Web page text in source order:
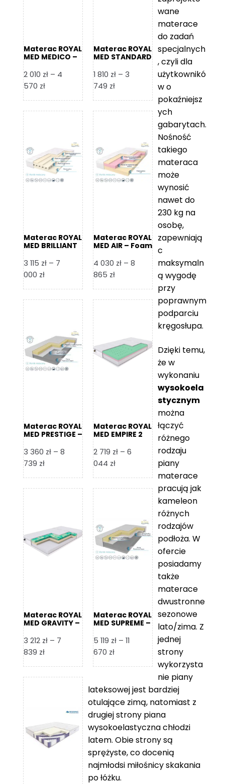
Materac ROYAL
MED MEDICO –
2 010 zł – 4
570 złZakres
od
4
570 zł
Materac ROYAL
MED STANDARD
1 810 zł – 3
749 złZakres
od
3
749 zł
Materac ROYAL
MED BRILLIANT
3 115 zł – 7
000 złZakres
od
7
000 zł
Materac ROYAL
MED AIR – Foam
4 030 zł – 8
865 złZakres
od
8
865 zł
Materac ROYAL
MED PRESTIGE –
3 360 zł – 8
739 złZakres
od
8
739 zł
Materac ROYAL
MED EMPIRE 2
2 719 zł – 6
044 złZakres
od
6
044 zł
Materac ROYAL
MED GRAVITY –
3 212 zł – 7
839 złZakres
od
839 zł
Materac ROYAL
MED SUPREME –
5 119 zł – 11
670 złZakres
5
119 zł
do
670 zł
wane
materace
do zadań
specjalnych
, czyli dla
użytkownikó
w o
pokaźniejsz
ych
gabarytach.
Nośność
takiego
materaca
może
wynosić
nawet do
230 kg na
osobę,
zapewniają
c
maksymaln
ą wygodę
przy
poprawnym
podparciu
kręgosłupa.
Dzięki temu,
że w
wykonaniu
wysokoela
stycznym
można
łączyć
różnego
rodzaju
piany
materace
pracują jak
kameleon
różnych
rodzajów
podłoża. W
ofercie
posiadamy
także
materace
dwustronne
sezonowe
lato/zima. Z
jednej
strony
wykorzysta
nie piany
lateksowej jest bardziej
otulające zimą, natomiast z
drugiej strony piana
wysokoelastyczna chłodzi
latem. Obie strony są
sprężyste, co docenią
najmłodsi miłośnicy skakania
po łóżku.